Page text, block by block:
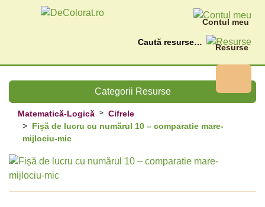
Contul meu
Resurse
Caută
Categorii Resurse
Matematică-Logică
Cifrele
Fișă de lucru cu numărul 10 – comparatie mare-
mijlociu-mic